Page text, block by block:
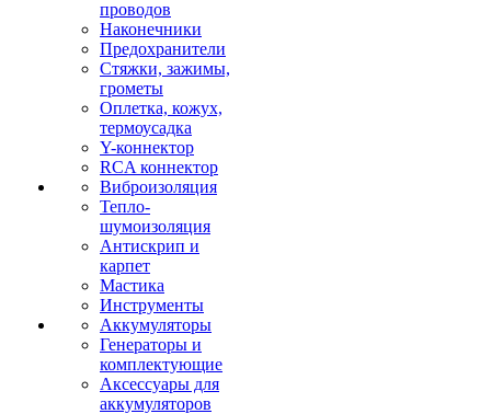
проводов
Наконечники
Предохранители
Стяжки, зажимы,
грометы
Оплетка, кожух,
термоусадка
Y-коннектор
RCA коннектор
Виброизоляция
Тепло-
шумоизоляция
Антискрип и
карпет
Мастика
Инструменты
Аккумуляторы
Генераторы и
комплектующие
Аксессуары для
аккумуляторов